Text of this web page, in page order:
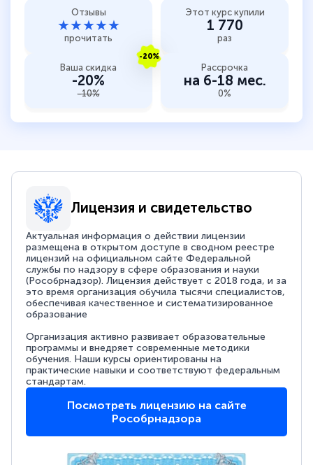
Отзывы
★★★★★
прочитать
Этот курс купили
1 770
раз
-20%
Ваша скидка
-20%
-10%
Рассрочка
на 6-18 мес.
0%
Лицензия и свидетельство
Актуальная информация о действии лицензии
размещена в открытом доступе в сводном реестре
лицензий на официальном сайте Федеральной
службы по надзору в сфере образования и науки
(Рособрнадзор). Лицензия действует с 2018 года, и за
это время организация обучила тысячи специалистов,
обеспечивая качественное и систематизированное
образование
Организация активно развивает образовательные
программы и внедряет современные методики
обучения. Наши курсы ориентированы на
практические навыки и соответствуют федеральным
стандартам.
Посмотреть лицензию на сайте
Рособрнадзора